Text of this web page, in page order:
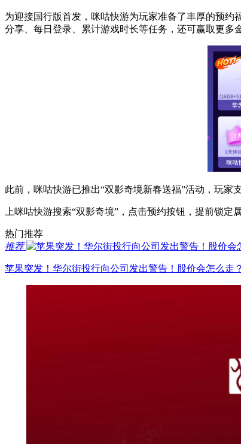
为迎接国行版首发，咪咕快游为玩家准备了丰厚的预约
分享、每日登录、累计游戏时长等任务，还可赢取更多
此前，咪咕快游已推出“双影奇境新春送福”活动，玩家
上咪咕快游搜索“双影奇境”，点击预约按钮，提前锁
热门推荐
推荐
苹果突发！华尔街投行向公司发出警告！股价会怎么走？